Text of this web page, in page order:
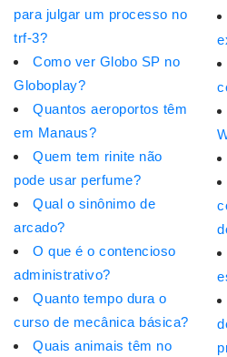
para julgar um processo no
trf-3?
Como ver Globo SP no
Globoplay?
Quantos aeroportos têm
em Manaus?
Quem tem rinite não
pode usar perfume?
Qual o sinônimo de
arcado?
O que é o contencioso
administrativo?
Quanto tempo dura o
curso de mecânica básica?
Quais animais têm no